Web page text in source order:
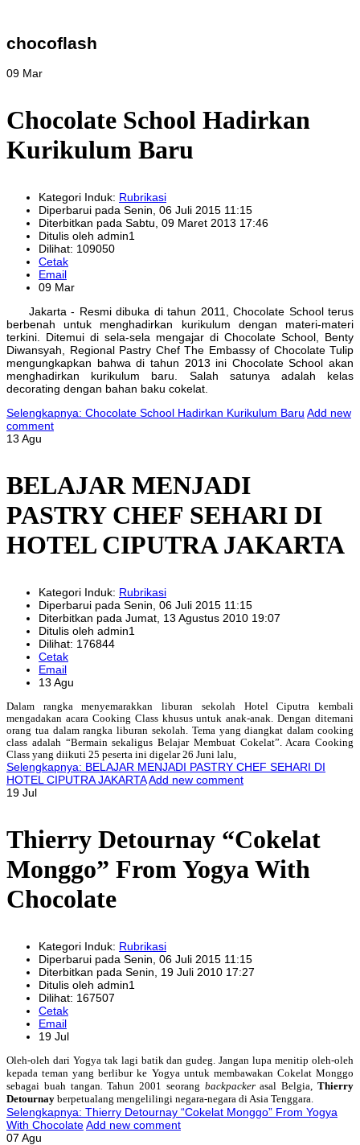
chocoflash
09 Mar
Chocolate School Hadirkan
Kurikulum Baru
Kategori Induk: Rubrikasi
Diperbarui pada Senin, 06 Juli 2015 11:15
Diterbitkan pada Sabtu, 09 Maret 2013 17:46
Ditulis oleh admin1
Dilihat: 109050
Cetak
Email
09 Mar
Jakarta - Resmi dibuka di tahun 2011, Chocolate School terus
berbenah untuk menghadirkan kurikulum dengan materi-materi
terkini. Ditemui di sela-sela mengajar di Chocolate School, Benty
Diwansyah, Regional Pastry Chef The Embassy of Chocolate Tulip
mengungkapkan bahwa di tahun 2013 ini Chocolate School akan
menghadirkan kurikulum baru. Salah satunya adalah kelas
decorating dengan bahan baku cokelat.
Selengkapnya: Chocolate School Hadirkan Kurikulum Baru Add new
comment
13 Agu
BELAJAR MENJADI
PASTRY CHEF SEHARI DI
HOTEL CIPUTRA JAKARTA
Kategori Induk: Rubrikasi
Diperbarui pada Senin, 06 Juli 2015 11:15
Diterbitkan pada Jumat, 13 Agustus 2010 19:07
Ditulis oleh admin1
Dilihat: 176844
Cetak
Email
13 Agu
Dalam rangka menyemarakkan liburan sekolah Hotel Ciputra kembali
mengadakan acara Cooking Class khusus untuk anak-anak. Dengan ditemani
orang tua dalam rangka liburan sekolah. Tema yang diangkat dalam cooking
class adalah “Bermain sekaligus Belajar Membuat Cokelat”. Acara Cooking
Class yang diikuti 25 peserta ini digelar 26 Juni lalu,
Selengkapnya: BELAJAR MENJADI PASTRY CHEF SEHARI DI
HOTEL CIPUTRA JAKARTAAdd new comment
19 Jul
Thierry Detournay “Cokelat
Monggo” From Yogya With
Chocolate
Kategori Induk: Rubrikasi
Diperbarui pada Senin, 06 Juli 2015 11:15
Diterbitkan pada Senin, 19 Juli 2010 17:27
Ditulis oleh admin1
Dilihat: 167507
Cetak
Email
19 Jul
Oleh-oleh dari Yogya tak lagi batik dan gudeg. Jangan lupa menitip oleh-oleh
kepada teman yang berlibur ke Yogya untuk membawakan Cokelat Monggo
sebagai buah tangan Tahun 2001 seorang backpackerasal Belgia,Thierry
Detournay berpetualang mengelilingi negara-negara di Asia Tenggara.
Selengkapnya: Thierry Detournay “Cokelat Monggo” From Yogya
With ChocolateAdd new comment
07 Agu